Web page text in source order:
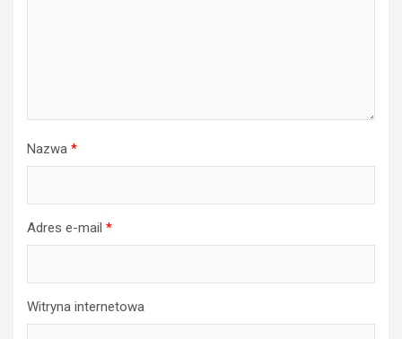
Nazwa *
Adres e-mail *
Witryna internetowa